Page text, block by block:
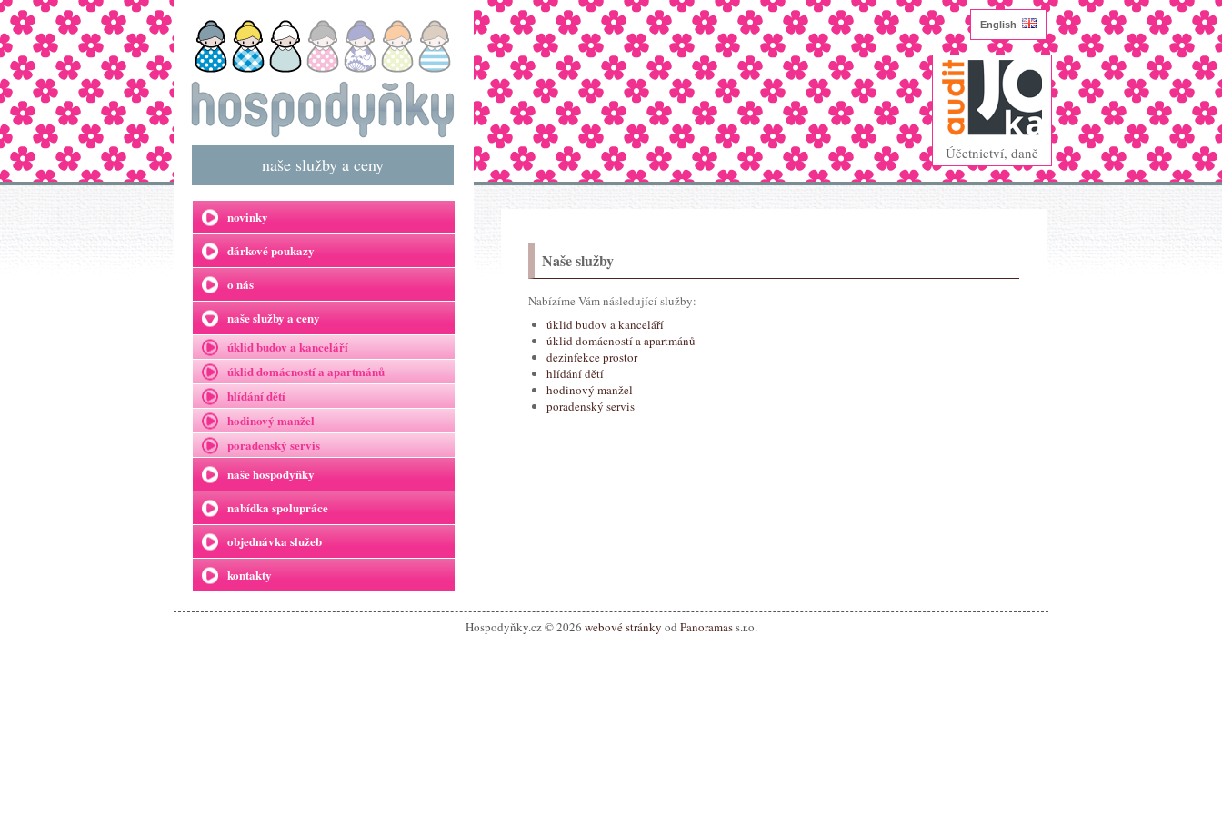
English
Účetnictví, daně
naše služby a ceny
novinky
dárkové poukazy
o nás
naše služby a ceny
úklid budov a kanceláří
úklid domácností a apartmánů
hlídání dětí
hodinový manžel
poradenský servis
naše hospodyňky
nabídka spolupráce
objednávka služeb
kontakty
Naše služby
Nabízíme Vám následující služby:
úklid budov a kanceláří
úklid domácností a apartmánů
dezinfekce prostor
hlídání dětí
hodinový manžel
poradenský servis
Hospodyňky.cz © 2026 webové stránky od Panoramass.r.o.